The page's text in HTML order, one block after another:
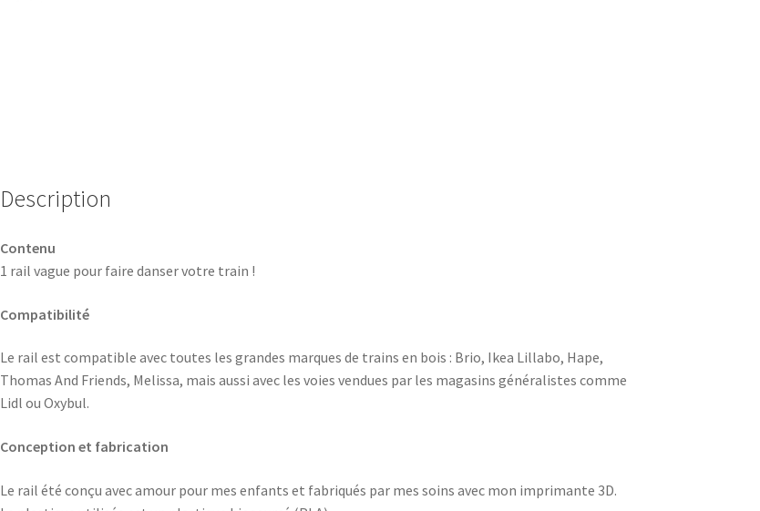
Description
Contenu
1 rail vague pour faire danser votre train !
Compatibilité
Le rail est compatible avec toutes les grandes marques de trains en bois : Brio, Ikea Lillabo, Hape,
Thomas And Friends, Melissa, mais aussi avec les voies vendues par les magasins généralistes comme
Lidl ou Oxybul.
Conception et fabrication
Le rail été conçu avec amour pour mes enfants et fabriqués par mes soins avec mon imprimante 3D.